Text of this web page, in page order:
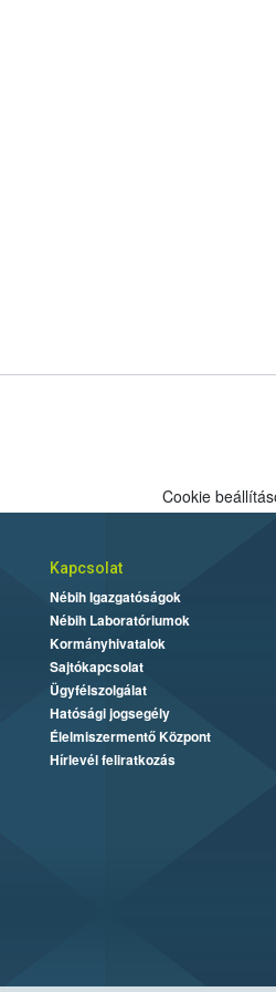
Cookie
Kapcsolat
Nébih Igazgatóságok
Nébih Laboratóriumok
Kormányhivatalok
Sajtókapcsolat
Ügyfélszolgálat
Hatósági jogsegély
Élelmiszermentő Központ
Hírlevél feliratkozás